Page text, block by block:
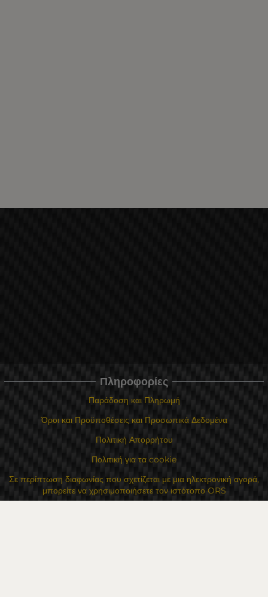
Πληροφορίες
Παράδοση και Πληρωμή
Όροι και Προϋποθέσεις και Προσωπικά Δεδομένα
Πολιτική Απορρήτου
Πολιτική για τα cookie
Σε περίπτωση διαφωνίας που σχετίζεται με μια ηλεκτρονική αγορά,
μπορείτε να χρησιμοποιήσετε τον ιστότοπο ORS